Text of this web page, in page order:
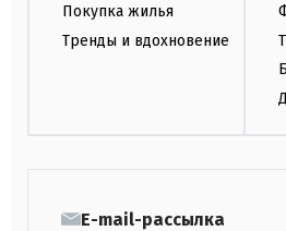
Покупка жилья
Тренды и вдохновение
E-mail-рассылка